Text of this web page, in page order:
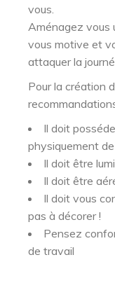
vous.
Aménagez vous
vous motive et
attaquer la
Pour la création
Il doit
physiquement
Il doit être
Il doit être
Il doit vous
pas à décorer !
Pensez
de travail